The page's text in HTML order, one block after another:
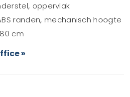
oppervlak
randen, mechanisch hoogte
cm
»